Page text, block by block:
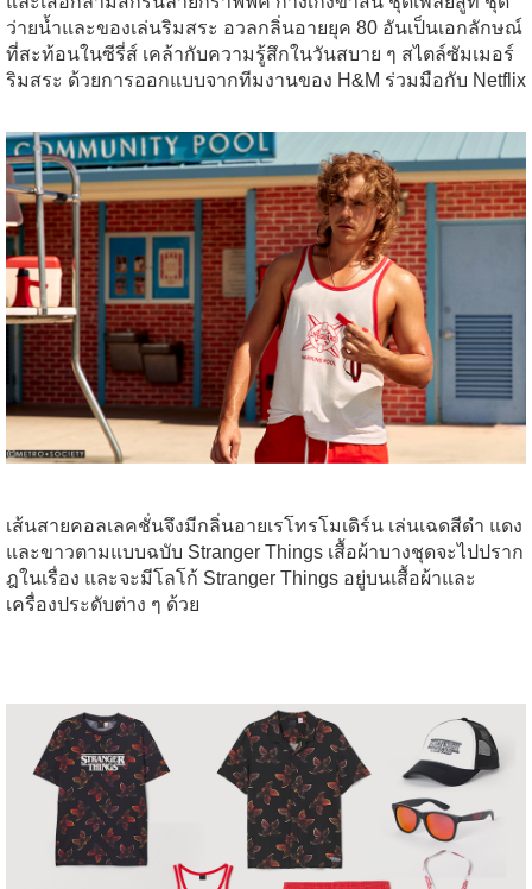
ว่ายน้ำและของเล่นริมสระ อวลกลิ่นอายยุค 80 อันเป็นเอกลักษณ์
ที่สะท้อนในซีรี่ส์ เคล้ากับความรู้สึกในวันสบาย ๆ สไตล์ซัมเมอร์
ริมสระ ด้วยการออกแบบจากทีมงานของ H&M ร่วมมือกับ Netflix
เส้นสายคอลเลคชั่นจึงมีกลิ่นอายเรโทรโมเดิร์น เล่นเฉดสีดำ แดง
และขาวตามแบบฉบับ Stranger Things เสื้อผ้าบางชุดจะไปปราก
ฎในเรื่อง และจะมีโลโก้ Stranger Things อยู่บนเสื้อผ้าและ
เครื่องประดับต่าง ๆ ด้วย